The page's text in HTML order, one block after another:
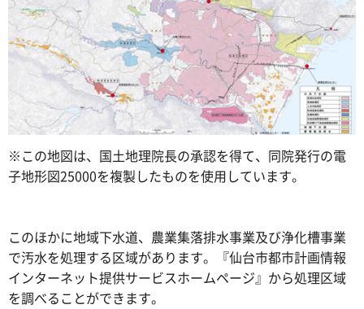
※この地図は、国土地理院長の承認を得て、同院発行の電
子地形図25000を複製したものを使用しています。
このほかに地域下水道、農業集落排水事業及び浄化槽事業
で汚水を処理する区域があります。『仙台市都市計画情報
インターネット提供サービスホームページ』から処理区域
を調べることができます。